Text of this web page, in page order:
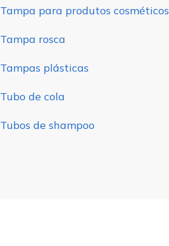
Tampa para produtos cosméticos
Tampa rosca
Tampas plásticas
Tubo de cola
Tubos de shampoo